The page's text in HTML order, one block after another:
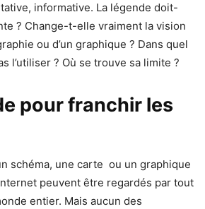
informative. La légende doit-
? Change-t-elle vraiment la vision
ou d’un graphique ? Dans quel
l’utiliser ? Où se trouve sa limite ?
pour franchir les
schéma, une carte ou un graphique
peuvent être regardés par tout
entier. Mais aucun des